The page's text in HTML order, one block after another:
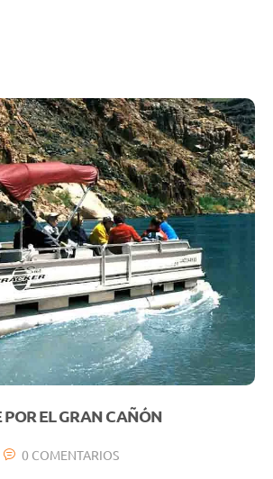
POR EL GRAN CAÑÓN
0 COMENTARIOS